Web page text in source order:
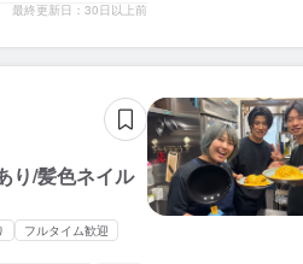
最終更新日：30日以上前
り/髪色ネイル
フルタイム歓迎